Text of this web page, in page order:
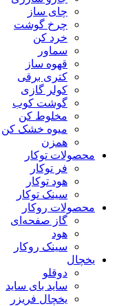
چای ساز
چرخ گوشت
خرد کن
سماور
قهوه ساز
کتری برقی
کولر گازی
گوشت کوب
مخلوط کن
میوه خشک کن
همزن
محصولات توکار
فر توکار
هود توکار
سینک توکار
محصولات روکار
گاز صفحه‌ای
هود
سینک روکار
یخچال
دوقلو
ساید بای ساید
یخچال فریزر